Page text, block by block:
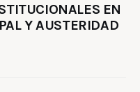
EN
Y AUSTERIDAD